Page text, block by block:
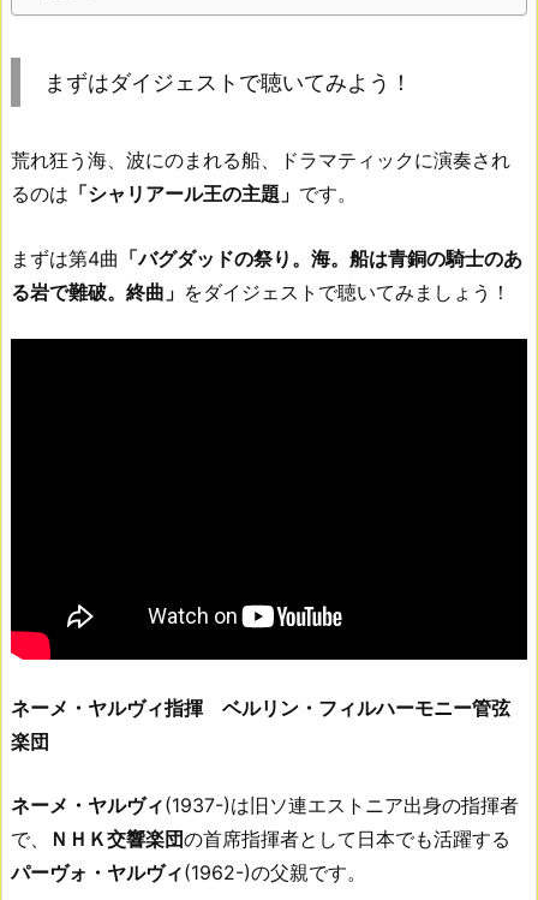
まずはダイジェストで聴いてみよう！
荒れ狂う海、波にのまれる船、ドラマティックに演奏され
るのは 「シャリアール王の主題」 です。
まずは第4曲 「バグダッドの祭り。海。船は青銅の騎士のあ
る岩で難破。終曲」 をダイジェストで聴いてみましょう！
ネーメ・ヤルヴィ指揮 ベルリン・フィルハーモニー管弦
楽団
ネーメ・ヤルヴィ(1937-)は旧ソ連エストニア出身の指揮者
で、
ＮＨＫ交響楽団の首席指揮者として日本でも活躍する
パーヴォ・ヤルヴィ(1962-)の父親です。